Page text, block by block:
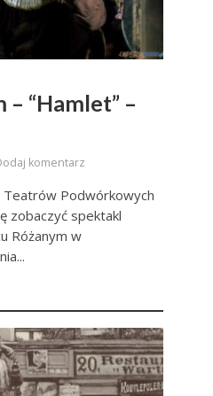
“Hamlet” –
komentarz
Teatrów Podwórkowych
zobaczyć spektakl
Różanym w